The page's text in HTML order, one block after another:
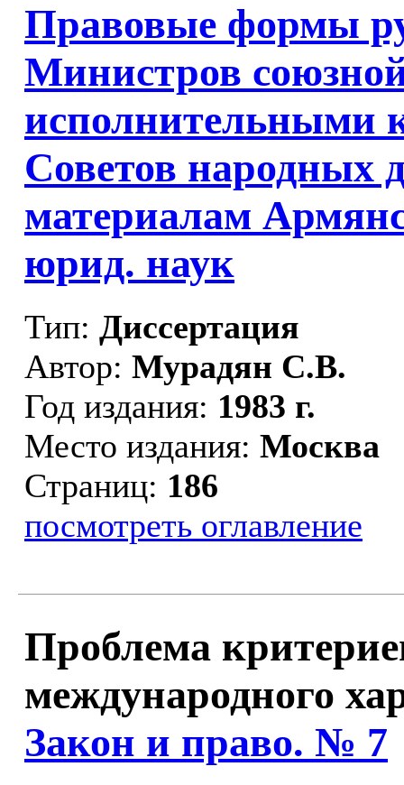
Правовые формы
Министров
исполнительными
Советов народных
материалам
юрид. наук
Тип: Диссертация
Автор: Мурадян С.В.
Год издания: 1983 г.
Место издания: Москва
Страниц: 186
посмотреть оглавление
Проблема
международного
Закон и право. № 7